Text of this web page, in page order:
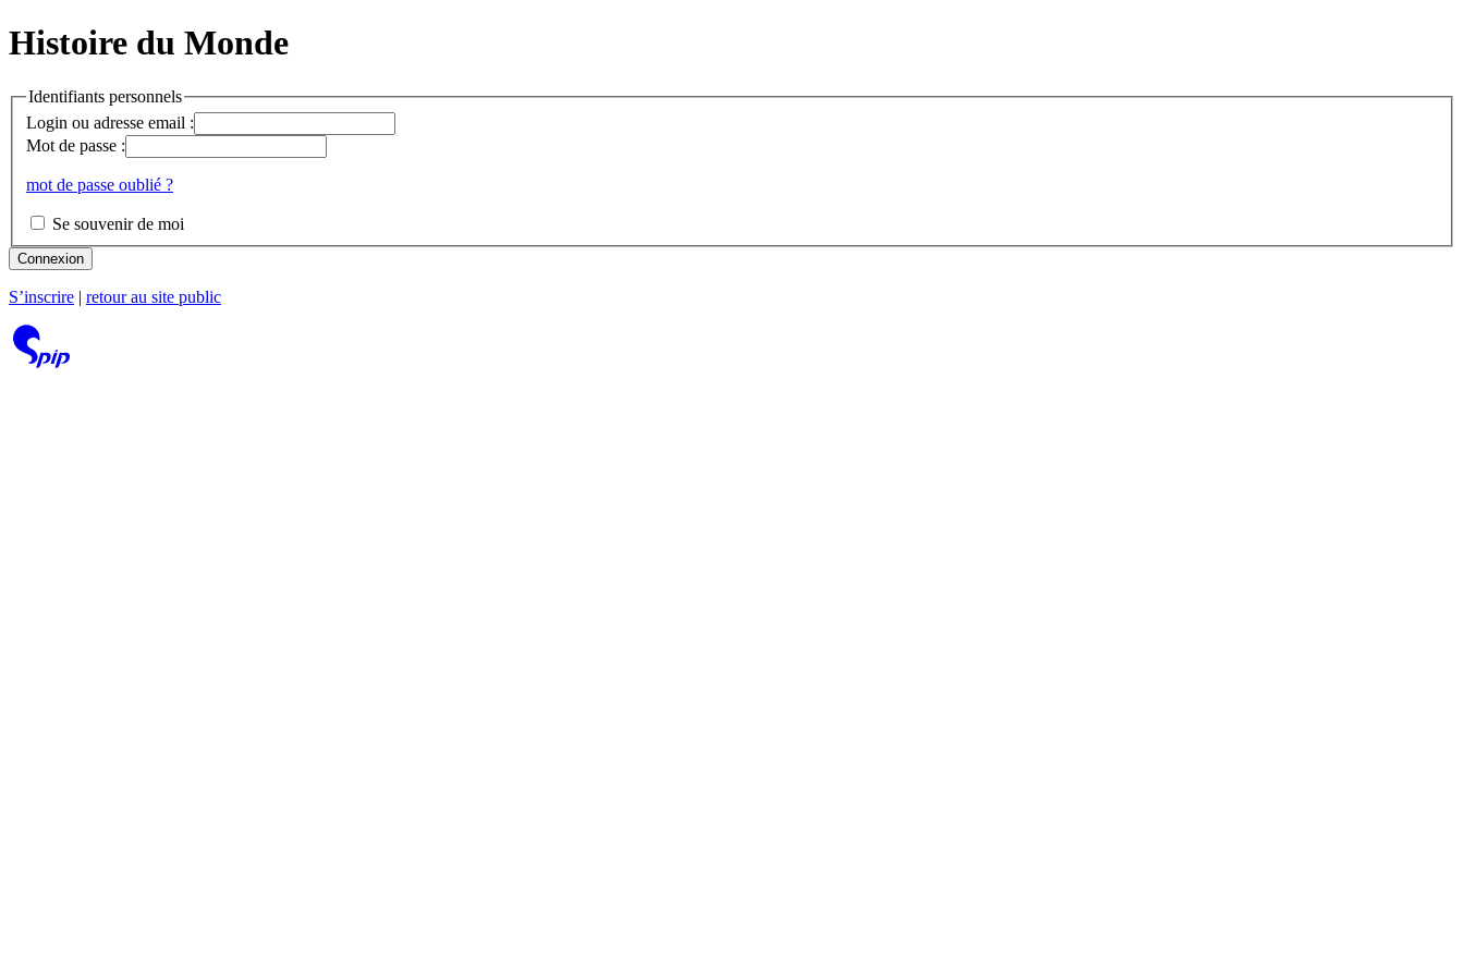
Histoire du Monde
Identifiants personnels
Login ou adresse email :
Mot de passe :
mot de passe oublié ?
Se souvenir de moi
Connexion
S’inscrire retour au site public